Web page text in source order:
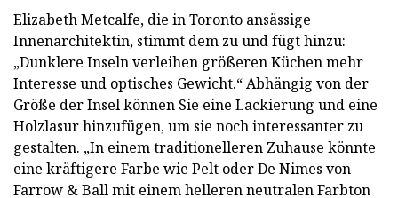
Elizabeth Metcalfe, die in Toronto ansässige
Innenarchitektin, stimmt dem zu und fügt hinzu:
„Dunklere Inseln verleihen größeren Küchen mehr
Interesse und optisches Gewicht.“ Abhängig von der
Größe der Insel können Sie eine Lackierung und eine
Holzlasur hinzufügen, um sie noch interessanter zu
gestalten. „In einem traditionelleren Zuhause könnte
eine kräftigere Farbe wie Pelt oder De Nimes von
Farrow & Ball mit einem helleren neutralen Farbton